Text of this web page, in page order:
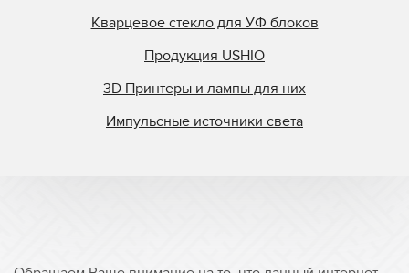
Кварцевое стекло для УФ блоков
Продукция USHIO
3D Принтеры и лампы для них
Импульсные источники света